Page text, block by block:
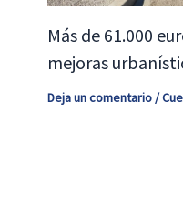
Más de 61.000
mejoras
Deja un comentario/